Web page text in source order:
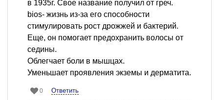
в 1935г. Свое название получил от греч.
bios- жизнь из-за его способности
стимулировать рост дрожжей и бактерий.
Еще, он помогает предохранить волосы от
седины.
Облегчает боли в мышцах.
Уменьшает проявления экземы и дерматита.
0 Ответить